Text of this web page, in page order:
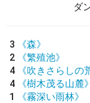
ダ
3
《森》
2
《繁殖池》
4
《吹きさらしの
4
《樹木茂る山麓》
1
《霧深い雨林》